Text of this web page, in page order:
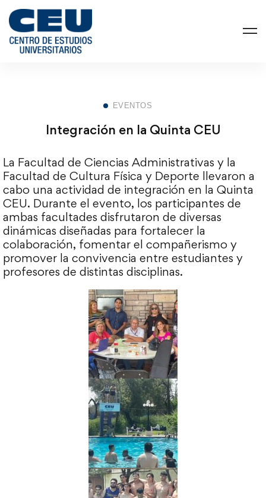
EVENTOS
Integración en la Quinta CEU
La Facultad de Ciencias Administrativas y la
Facultad de Cultura Física y Deporte llevaron a
cabo una actividad de integración en la Quinta
CEU. Durante el evento, los participantes de
ambas facultades disfrutaron de diversas
dinámicas diseñadas para fortalecer la
colaboración, fomentar el compañerismo y
promover la convivencia entre estudiantes y
profesores de distintas disciplinas.